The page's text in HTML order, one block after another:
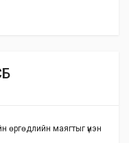
өргөдлийн маягтыг үнэн